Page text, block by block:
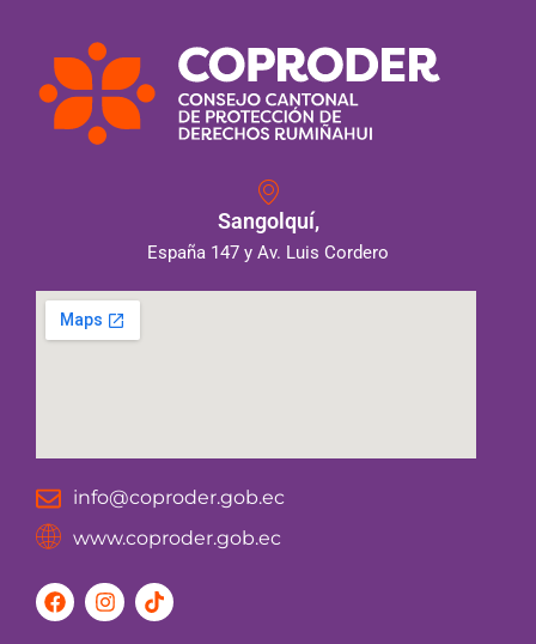
Sangolquí,
España 147 y Av. Luis Cordero
info@coproder.gob.ec
www.coproder.gob.ec
F
a
I
n
T
i